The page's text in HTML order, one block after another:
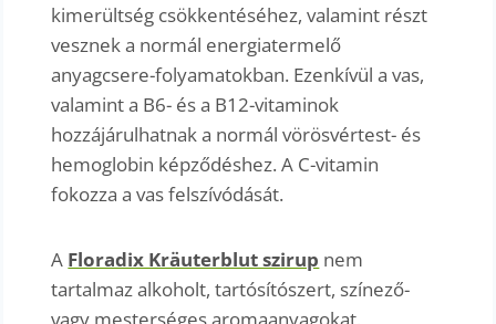
kimerültség csökkentéséhez, valamint részt
vesznek a normál energiatermelő
anyagcsere-folyamatokban. Ezenkívül a vas,
valamint a B6- és a B12-vitaminok
hozzájárulhatnak a normál vörösvértest- és
hemoglobin képződéshez. A C-vitamin
fokozza a vas felszívódását.
A Floradix Kräuterblut szirup nem
tartalmaz alkoholt, tartósítószert, színező-